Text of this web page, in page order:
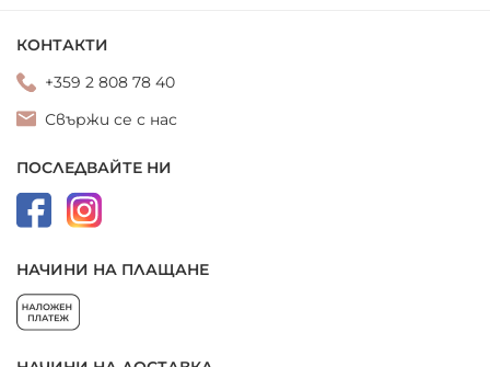
КОНТАКТИ
+359 2 808 78 40
Свържи се с нас
ПОСЛЕДВАЙТЕ НИ
НАЧИНИ НА ПЛАЩАНЕ